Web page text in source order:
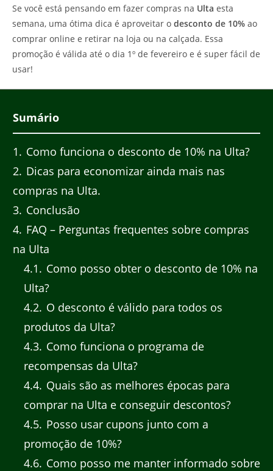
post:
Se você está pensando em fazer compras na Ulta esta
semana, uma ótima dica é aproveitar o desconto de 10% ao
comprar online e retirar na loja ou na calçada. Essa
promoção é válida até o dia 1º de fevereiro e é super fácil de
usar!
Sumário
1
Como funciona o desconto de 10% na Ulta?
2 Dicas para economizar ainda mais nas
compras na Ulta.
3 Conclusão
4 FAQ – Perguntas frequentes sobre compras
na Ulta
4.1
Como posso obter o desconto de 10% na
Ulta?
4.2 O desconto é válido para todos os
produtos da Ulta?
4.3 Como funciona o programa de
recompensas da Ulta?
4.4 Quais são as melhores épocas para
comprar na Ulta e conseguir descontos?
4.5 Posso usar cupons junto com a
promoção de 10%?
4.6 Como posso me manter informado sobre